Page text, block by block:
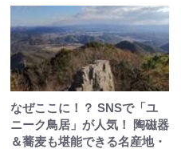
なぜここに！？ SNSで「ユ
ニーク鳥居」が人気！ 陶磁器
＆蕎麦も堪能できる名産地・